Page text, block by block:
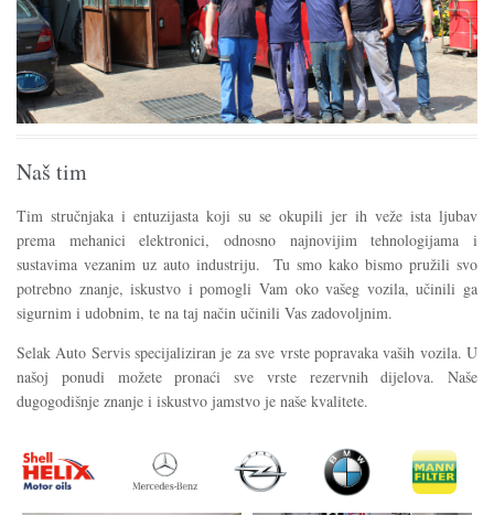
Naš tim
Tim stručnjaka i entuzijasta koji su se okupili jer ih veže ista ljubav
prema mehanici elektronici, odnosno najnovijim tehnologijama i
sustavima vezanim uz auto industriju. Tu smo kako bismo pružili svo
potrebno znanje, iskustvo i pomogli Vam oko vašeg vozila, učinili ga
sigurnim i udobnim, te na taj način učinili Vas zadovoljnim.
Selak Auto Servis specijaliziran je za sve vrste popravaka vaših vozila. U
našoj ponudi možete pronaći sve vrste rezervnih dijelova. Naše
dugogodišnje znanje i iskustvo jamstvo je naše kvalitete.